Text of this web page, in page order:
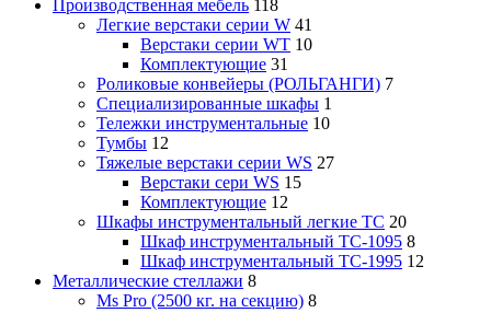
Производственная мебель 118
Легкие верстаки серии W 41
Верстаки серии WT 10
Комплектующие 31
Роликовые конвейеры (РОЛЬГАНГИ) 7
Специализированные шкафы 1
Тележки инструментальные 10
Тумбы 12
Тяжелые верстаки серии WS 27
Верстаки сери WS 15
Комплектующие 12
Шкафы инструментальный легкие ТС 20
Шкаф инструментальный TC-1095 8
Шкаф инструментальный TC-1995 12
Металлические стеллажи 8
Ms Pro (2500 кг. на секцию) 8